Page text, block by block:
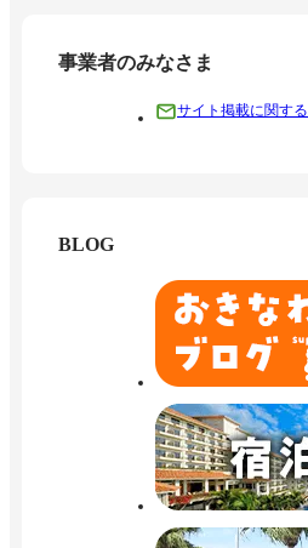
事業者のみなさま
サイト掲載に関す
BLOG